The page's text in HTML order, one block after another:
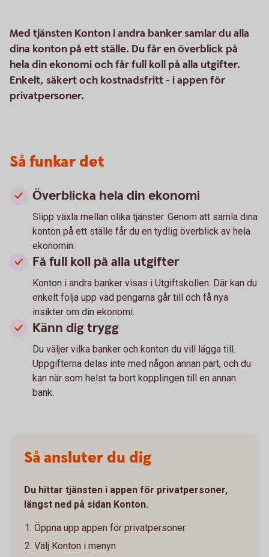
Med tjänsten Konton i andra banker samlar du alla
dina konton på ett ställe. Du får en överblick på
hela din ekonomi och får full koll på alla utgifter.
Enkelt, säkert och kostnadsfritt - i appen för
privatpersoner.
Så funkar det
Överblicka hela din ekonomi
Slipp växla mellan olika tjänster. Genom att samla dina
konton på ett ställe får du en tydlig överblick av hela
ekonomin.
Få full koll på alla utgifter
Konton i andra banker visas i Utgiftskollen. Där kan du
enkelt följa upp vad pengarna går till och få nya
insikter om din ekonomi.
Känn dig trygg
Du väljer vilka banker och konton du vill lägga till.
Uppgifterna delas inte med någon annan part, och du
kan när som helst ta bort kopplingen till en annan
bank.
Så ansluter du dig
Du hittar tjänsten i appen för privatpersoner,
längst ned på sidan Konton.
Öppna upp appen för privatpersoner
Välj Konton i menyn